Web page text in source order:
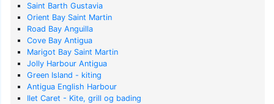
Saint Barth Gustavia
Orient Bay Saint Martin
Road Bay Anguilla
Cove Bay Antigua
Marigot Bay Saint Martin
Jolly Harbour Antigua
Green Island - kiting
Antigua English Harbour
Ilet Caret - Kite, grill og bading